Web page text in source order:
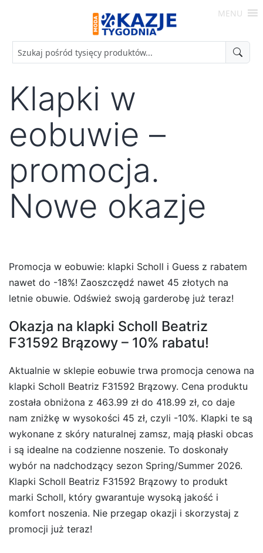
Moda
-
Okazje
MENU
Klapki w
eobuwie –
promocja.
Nowe okazje
Promocja w eobuwie: klapki Scholl i Guess z rabatem
nawet do -18%! Zaoszczędź nawet 45 złotych na
letnie obuwie. Odśwież swoją garderobę już teraz!
Okazja na klapki Scholl Beatriz
F31592 Brązowy – 10% rabatu!
Aktualnie w sklepie eobuwie trwa promocja cenowa na
klapki Scholl Beatriz F31592 Brązowy. Cena produktu
została obniżona z 463.99 zł do 418.99 zł, co daje
nam zniżkę w wysokości 45 zł, czyli -10%. Klapki te są
wykonane z skóry naturalnej zamsz, mają płaski obcas
i są idealne na codzienne noszenie. To doskonały
wybór na nadchodzący sezon Spring/Summer 2026.
Klapki Scholl Beatriz F31592 Brązowy to produkt
marki Scholl, który gwarantuje wysoką jakość i
komfort noszenia. Nie przegap okazji i skorzystaj z
promocji już teraz!